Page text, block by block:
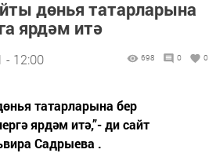
дөнья татарларына
ярдәм итә
- 12:00 698 0 0
татарларына бер
ярдәм итә,”- ди сайт
Садрыева .